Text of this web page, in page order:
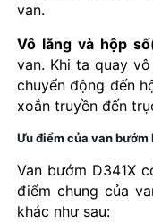
van.
Vô lăng và hộp
van. Khi ta quay
chuyển động đến
xoắn truyền đến
Ưu điểm của van bướm
Van bướm D341X
điểm chung của
khác như sau: